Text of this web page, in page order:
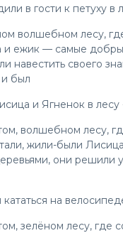
в гости к петуху
волшебном лесу,
и ежик — самые
навестить своего
был
и Ягненок в лесу
волшебном лесу,
жили-были
они решили
на
зелёном лесу, где